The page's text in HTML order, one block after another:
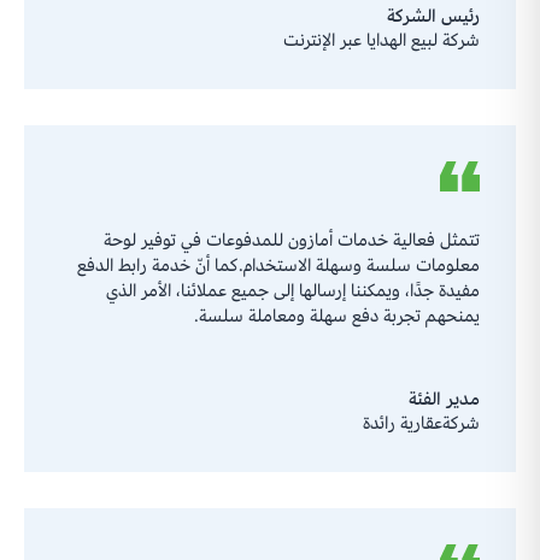
رئيس الشركة
شركة لبيع الهدايا عبر الإنترنت
تتمثل فعالية خدمات أمازون للمدفوعات في توفير لوحة
معلومات سلسة وسهلة الاستخدام.كما أنّ خدمة رابط الدفع
مفيدة جدًا، ويمكننا إرسالها إلى جميع عملائنا، الأمر الذي
يمنحهم تجربة دفع سهلة ومعاملة سلسة.
مدير الفئة
شركةعقارية رائدة